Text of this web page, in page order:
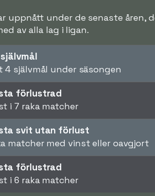
uppnått under de senaste åren,
av alla lag i ligan.
4 självmål under säsongen
förlustrad
i 7 raka matcher
svit utan förlust
matcher med vinst eller oavgjort
förlustrad
i 6 raka matcher